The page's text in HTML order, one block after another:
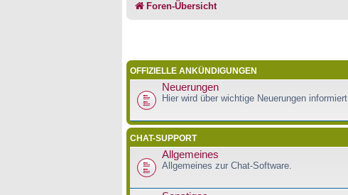
Foren-Übersicht
OFFIZIELLE ANKÜNDIGUNGEN
Neuerungen
Hier wird über wichtige Neuerungen informiert.
CHAT-SUPPORT
Allgemeines
Allgemeines zur Chat-Software.